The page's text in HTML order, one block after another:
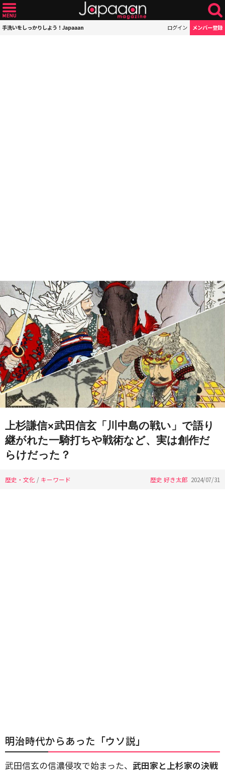
手洗いをしっかりしよう！Japaaan ログイン メンバー登録
上杉謙信×武田信玄「川中島の戦い」で語り
継がれた一騎打ちや戦術など、実は創作だ
らけだった？
歴史・文化 / キーワード 歴史 好き太郎 2024/07/31
明治時代からあった「ウソ説」
武田信玄の信濃侵攻で始まった、 武田家と上杉家の決戦